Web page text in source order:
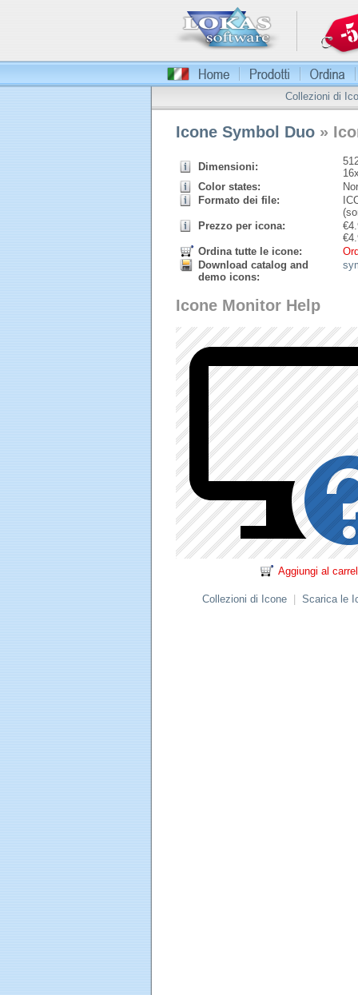
Collezioni di
Icone Symbol Duo »
Dimensioni:
Color states:
Formato dei file:
Prezzo per icona:
€
€
Ordina tutte le icone:
Download catalog and
demo icons:
Icone Monitor Help
Aggiungi al
Collezioni di Icone Scarica le